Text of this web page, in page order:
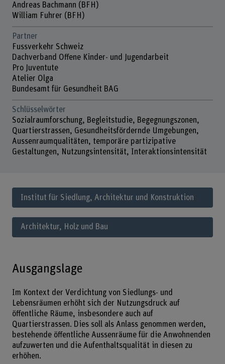
Andreas Bachmann (BFH)
William Fuhrer (BFH)
Partner
Fussverkehr Schweiz
Dachverband Offene Kinder- und Jugendarbeit
Pro Juventute
Atelier Olga
Bundesamt für Gesundheit BAG
Schlüsselwörter
Sozialraumforschung, Begleitstudie, Begegnungszonen,
Quartierstrassen, Gesundheitsfördernde Umgebungen,
Aussenraumqualitäten, temporäre partizipative
Gestaltungen, Nutzungsintensität, Interaktionsintensität
Institut für Siedlung, Architektur und Konstruktion
Architektur, Holz und Bau
Ausgangslage
Im Kontext der Verdichtung von Siedlungs- und
Lebensräumen erhöht sich der Nutzungsdruck auf
öffentliche Räume, insbesondere auch auf
Quartierstrassen. Dies soll als Anlass genommen werden,
bestehende öffentliche Aussenräume für die Anwohnenden
aufzuwerten und die Aufenthaltsqualität in diesen zu
erhöhen.